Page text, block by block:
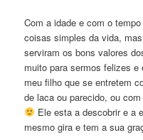
Com a idade e com o
coisas simples da vida,
serviram os bons valores
muito para sermos felizes
meu filho que se entretem
de laca ou parecido, ou
Ele esta a descobrir e a
mesmo gira e tem a sua